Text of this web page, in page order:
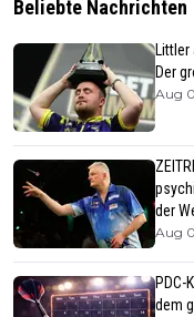
Beliebte Nachrichten
Der
Aug
der
Aug
dem